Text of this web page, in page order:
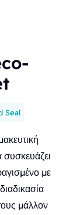
Seal
με
μάλλον